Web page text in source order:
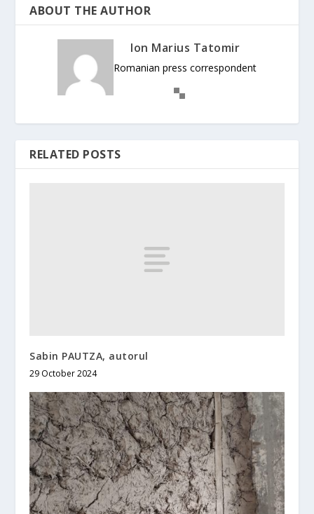
ABOUT THE AUTHOR
Ion Marius Tatomir
Romanian press correspondent
RELATED POSTS
Sabin PAUTZA, autorul
29 October 2024